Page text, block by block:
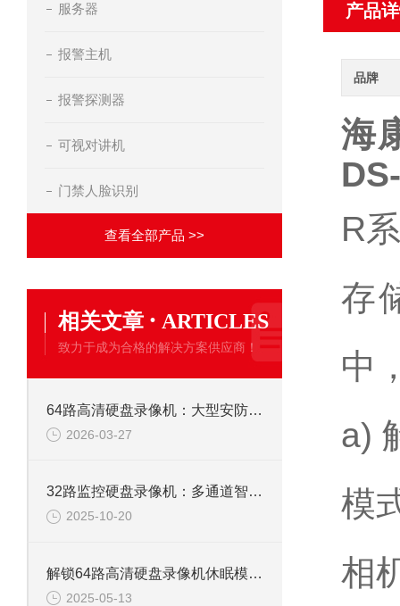
服务器
报警主机
报警探测器
可视对讲机
门禁人脸识别
查看全部产品 >>
相关文章 · ARTICLES
致力于成为合格的解决方案供应商！
64路高清硬盘录像机：大型安防监控系统的核心存储解决方案
2026-03-27
32路监控硬盘录像机：多通道智能监控，构筑全域安全防线
2025-10-20
解锁64路高清硬盘录像机休眠模式的多重优势
2025-05-13
产品
品牌
海
R
存
中
a)
模
相